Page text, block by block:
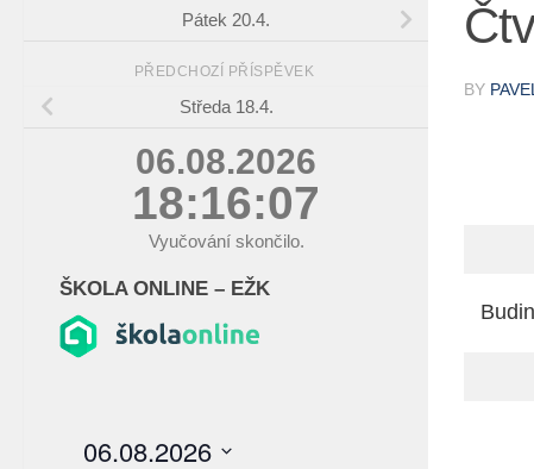
BY
Pátek 20.4.
PŘEDCHOZÍ PŘÍSPĚVEK
Středa 18.4.
06.08.2026
18:16:08
Vyučování skončilo.
ŠKOLA ONLINE – EŽK